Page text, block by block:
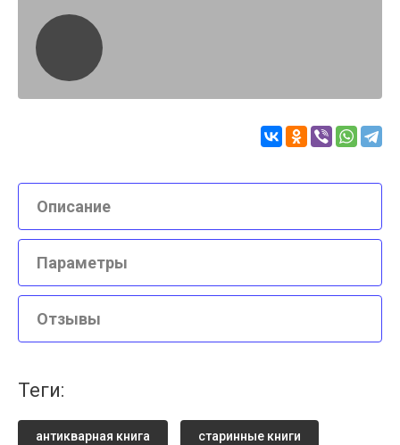
Описание
Параметры
Отзывы
теги:
антикварная книга старинные книги